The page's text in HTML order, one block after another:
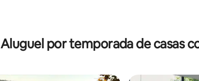
Aluguel por temporada de casas